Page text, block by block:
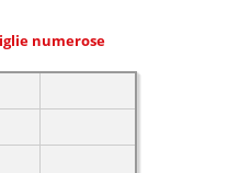
numerose